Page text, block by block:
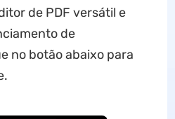
de PDF versátil e
de
no botão abaixo para